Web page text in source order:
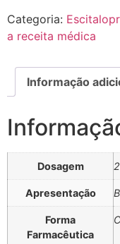
Categoria:
a receita médica
Informação
Dosagem
Apresentação
Forma
Farmacêutica